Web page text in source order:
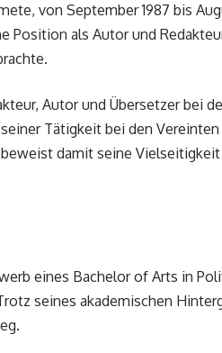
von September 1987 bis
als Autor und
Autor und Übersetzer bei
Tätigkeit bei den
damit seine
eines Bachelor of Arts in
seines akademischen